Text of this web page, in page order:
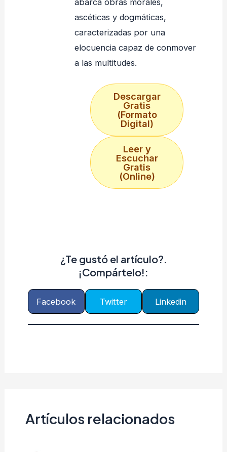
ascéticas y dogmáticas,
caracterizadas por una
elocuencia capaz de conmover
a las multitudes.
Descargar
Gratis
(Formato
Digital)
Leer y
Escuchar
Gratis
(Online)
¿Te gustó el artículo?.
¡Compártelo!:
Facebook Twitter Linkedin
Artículos relacionados